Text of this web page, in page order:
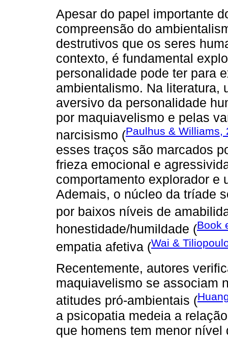
Apesar do papel importante
compreensão do
destrutivos que os seres
contexto, é fundamental
personalidade pode ter para
ambientalismo. Na literatura,
aversivo da personalidade
por maquiavelismo e pelas
narcisismo (Paulhus & Williams,
esses traços são marcados
frieza emocional e
comportamento explorador e
Ademais, o núcleo da tríade
por baixos níveis de
honestidade/humildade (Book
empatia afetiva (Wai &
Recentemente, autores
maquiavelismo se associam
atitudes pró-ambientais (
a psicopatia medeia a
que homens tem menor